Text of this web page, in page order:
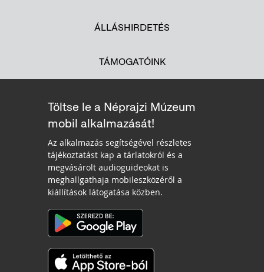
ÁLLÁSHIRDETÉS
TÁMOGATÓINK
Töltse le a Néprajzi Múzeum
mobil alkalmazását!
Az alkalmazás segítségével részletes
tájékoztatást kap a tárlatokról és a
megvásárolt audioguideokat is
meghallgathaja mobileszközéről a
kiállítások látogatása közben.